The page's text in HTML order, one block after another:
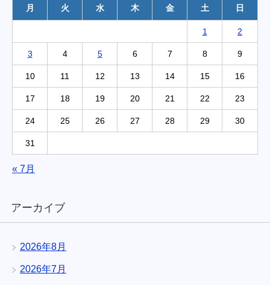
月
火 水 木 金 土 日
1 2
3 4 5 6 7 8 9
10 11 12 13 14 15 16
17 18 19 20 21 22 23
24 25 26 27 28 29 30
31
« 7月
アーカイブ
2026年8月
2026年7月